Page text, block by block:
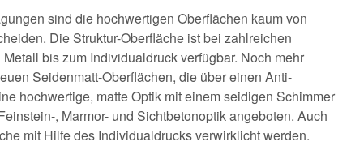
sind die hochwertigen Oberflächen kaum von
Die Struktur-Oberfläche ist bei zahlreichen
bis zum Individualdruck verfügbar. Noch mehr
Seidenmatt-Oberflächen, die über einen Anti-
hochwertige, matte Optik mit einem seidigen Schimmer
, Marmor- und Sichtbetonoptik angeboten. Auch
mit Hilfe des Individualdrucks verwirklicht werden.